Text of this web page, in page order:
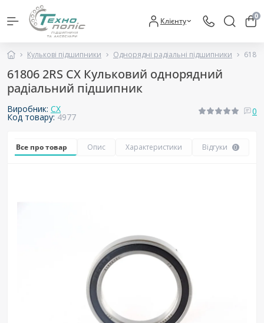
Клієнту 0
Кулькові підшипники Однорядні радіальні підшипники
61806 2RS CX Кульковий однорядний
радіальний підшипник
Виробник: CX
Код товару:4977
0
Все про товар Опис Характеристики Відгуки 0